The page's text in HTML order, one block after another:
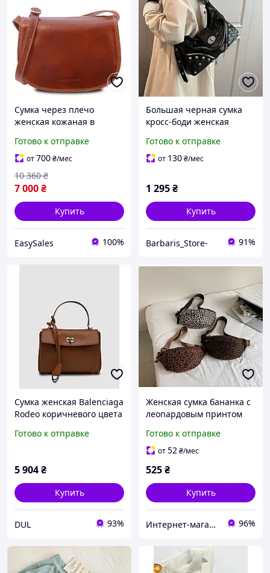
Сумка через плечо
женская кожаная в
Leather Isabella TL9031
Готово к отправке
от700₴/мес
7 000₴
10 360 ₴
Купить
EasySales 100%
Большая черная сумка
кросс-боди женская
сумка хобо на плечо в
фото-стиле
Готово к отправке
от 130₴/мес
1 295₴
Купить
Barbaris_Store- 91%
Сумка женская Balenciaga
Rodeo коричневого цвета
кожаная Баленсиага 23 х
Готово к отправке
5 904₴
Купить
DUL 93%
Женская сумка бананка с
леопардовым принтом
Готово к отправке
от52₴/мес
525₴
Купить
Интернет-магазин M.A.K.-Shop 96%